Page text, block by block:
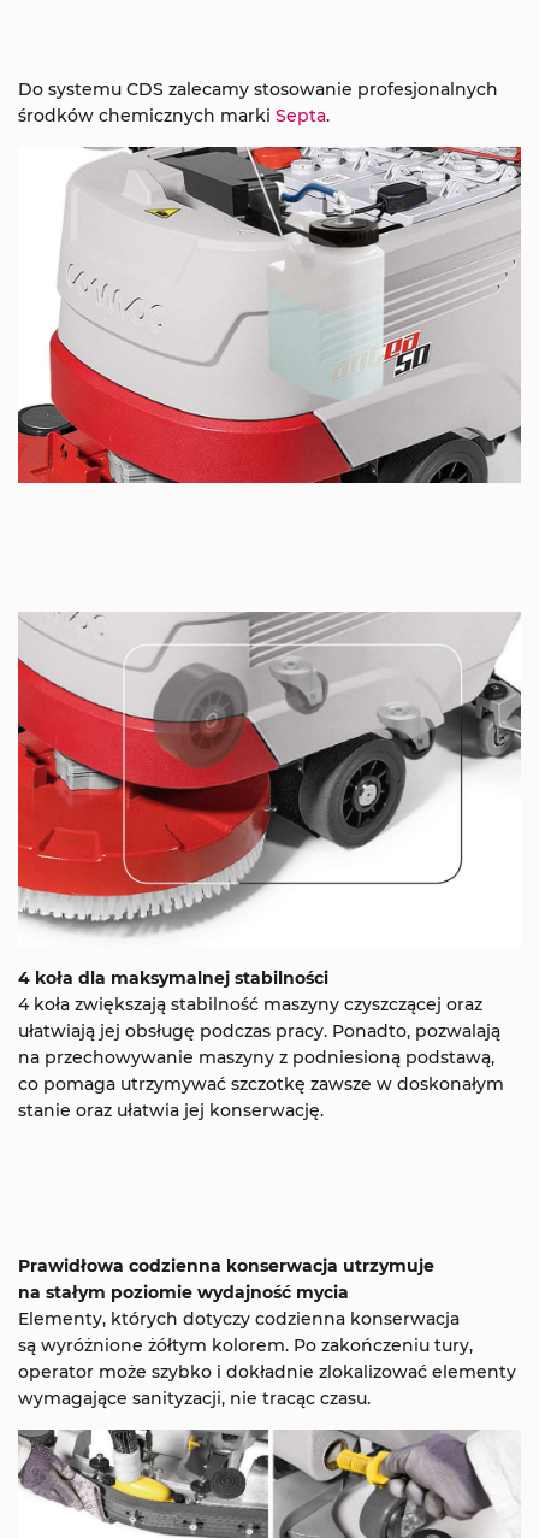
Do systemu CDS zalecamy stosowanie profesjonalnych
środków chemicznych marki Septa.
4 koła dla maksymalnej stabilności
4 koła zwiększają stabilność maszyny czyszczącej oraz
ułatwiają jej obsługę podczas pracy. Ponadto, pozwalają
na przechowywanie maszyny z podniesioną podstawą,
co pomaga utrzymywać szczotkę zawsze w doskonałym
stanie oraz ułatwia jej konserwację.
Prawidłowa codzienna konserwacja utrzymuje
na stałym poziomie wydajność mycia
Elementy, których dotyczy codzienna konserwacja
są wyróżnione żółtym kolorem. Po zakończeniu tury,
operator może szybko i dokładnie zlokalizować elementy
wymagające sanityzacji, nie tracąc czasu.